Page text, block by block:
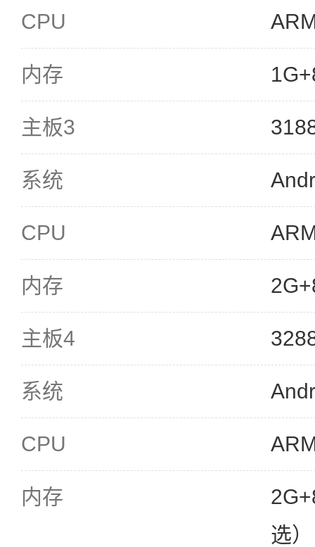
CPU
内存
主板3
系统
CPU
内存
主板4
系统
CPU
内存
选）